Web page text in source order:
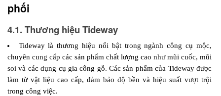
phối
4.1. Thương hiệu Tideway
Tideway là thương hiệu nổi bật trong ngành công cụ mộc,
chuyên cung cấp các sản phẩm chất lượng cao như mũi cuốc, mũi
soi và các dụng cụ gia công gỗ. Các sản phẩm của Tideway được
làm từ vật liệu cao cấp, đảm bảo độ bền và hiệu suất vượt trội
trong công việc.